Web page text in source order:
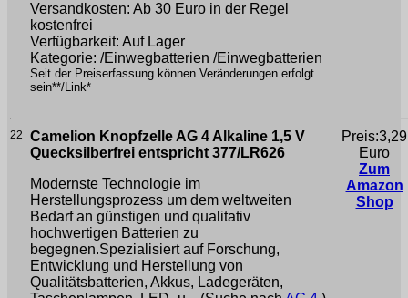
Versandkosten: Ab 30 Euro in der Regel
kostenfrei
Verfügbarkeit: Auf Lager
Kategorie: /Einwegbatterien /Einwegbatterien
Seit der Preiserfassung können Veränderungen erfolgt
sein**/Link*
22
Camelion Knopfzelle AG 4 Alkaline 1,5 V
Quecksilberfrei entspricht 377/LR626
Modernste Technologie im
Herstellungsprozess um dem weltweiten
Bedarf an günstigen und qualitativ
hochwertigen Batterien zu
begegnen.Spezialisiert auf Forschung,
Entwicklung und Herstellung von
Qualitätsbatterien, Akkus, Ladegeräten,
Preis:3,29
Euro
Zum
Amazon
Shop